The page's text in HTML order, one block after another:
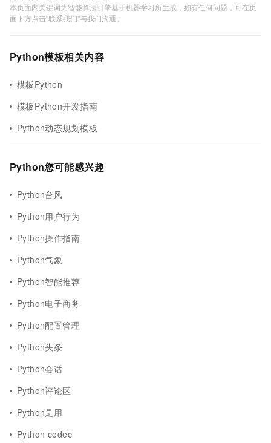
本页面内关键词为智能算法引擎基于机器学习所生成，如有任何问题，可在页
面下方点击"联系我们"与我们沟通。
Python模板相关内容
模板Python
模板Python开发指南
Python动态规划模板
Python您可能感兴趣
Python台风
Python用户行为
Python操作指南
Python气象
Python智能推荐
Python电子商务
Python配置管理
Python头条
Python会话
Python评论区
Python是用
Python codec